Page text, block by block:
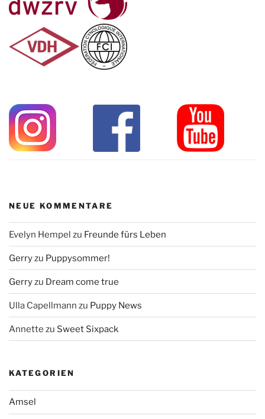
NEUE KOMMENTARE
Evelyn Hempel zu Freunde fürs Leben
Gerryzu Puppysommer!
Gerryzu Dream come true
Ulla Capellmann zu Puppy News
Annette zu Sweet Sixpack
KATEGORIEN
Amsel